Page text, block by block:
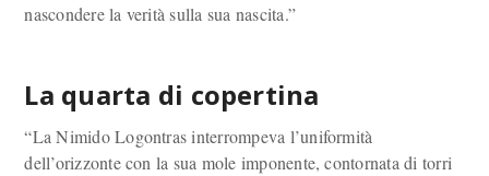
nascondere la verità sulla sua nascita.”
La quarta di copertina
“La Nimido Logontras interrompeva l’uniformità
dell’orizzonte con la sua mole imponente, contornata di torri